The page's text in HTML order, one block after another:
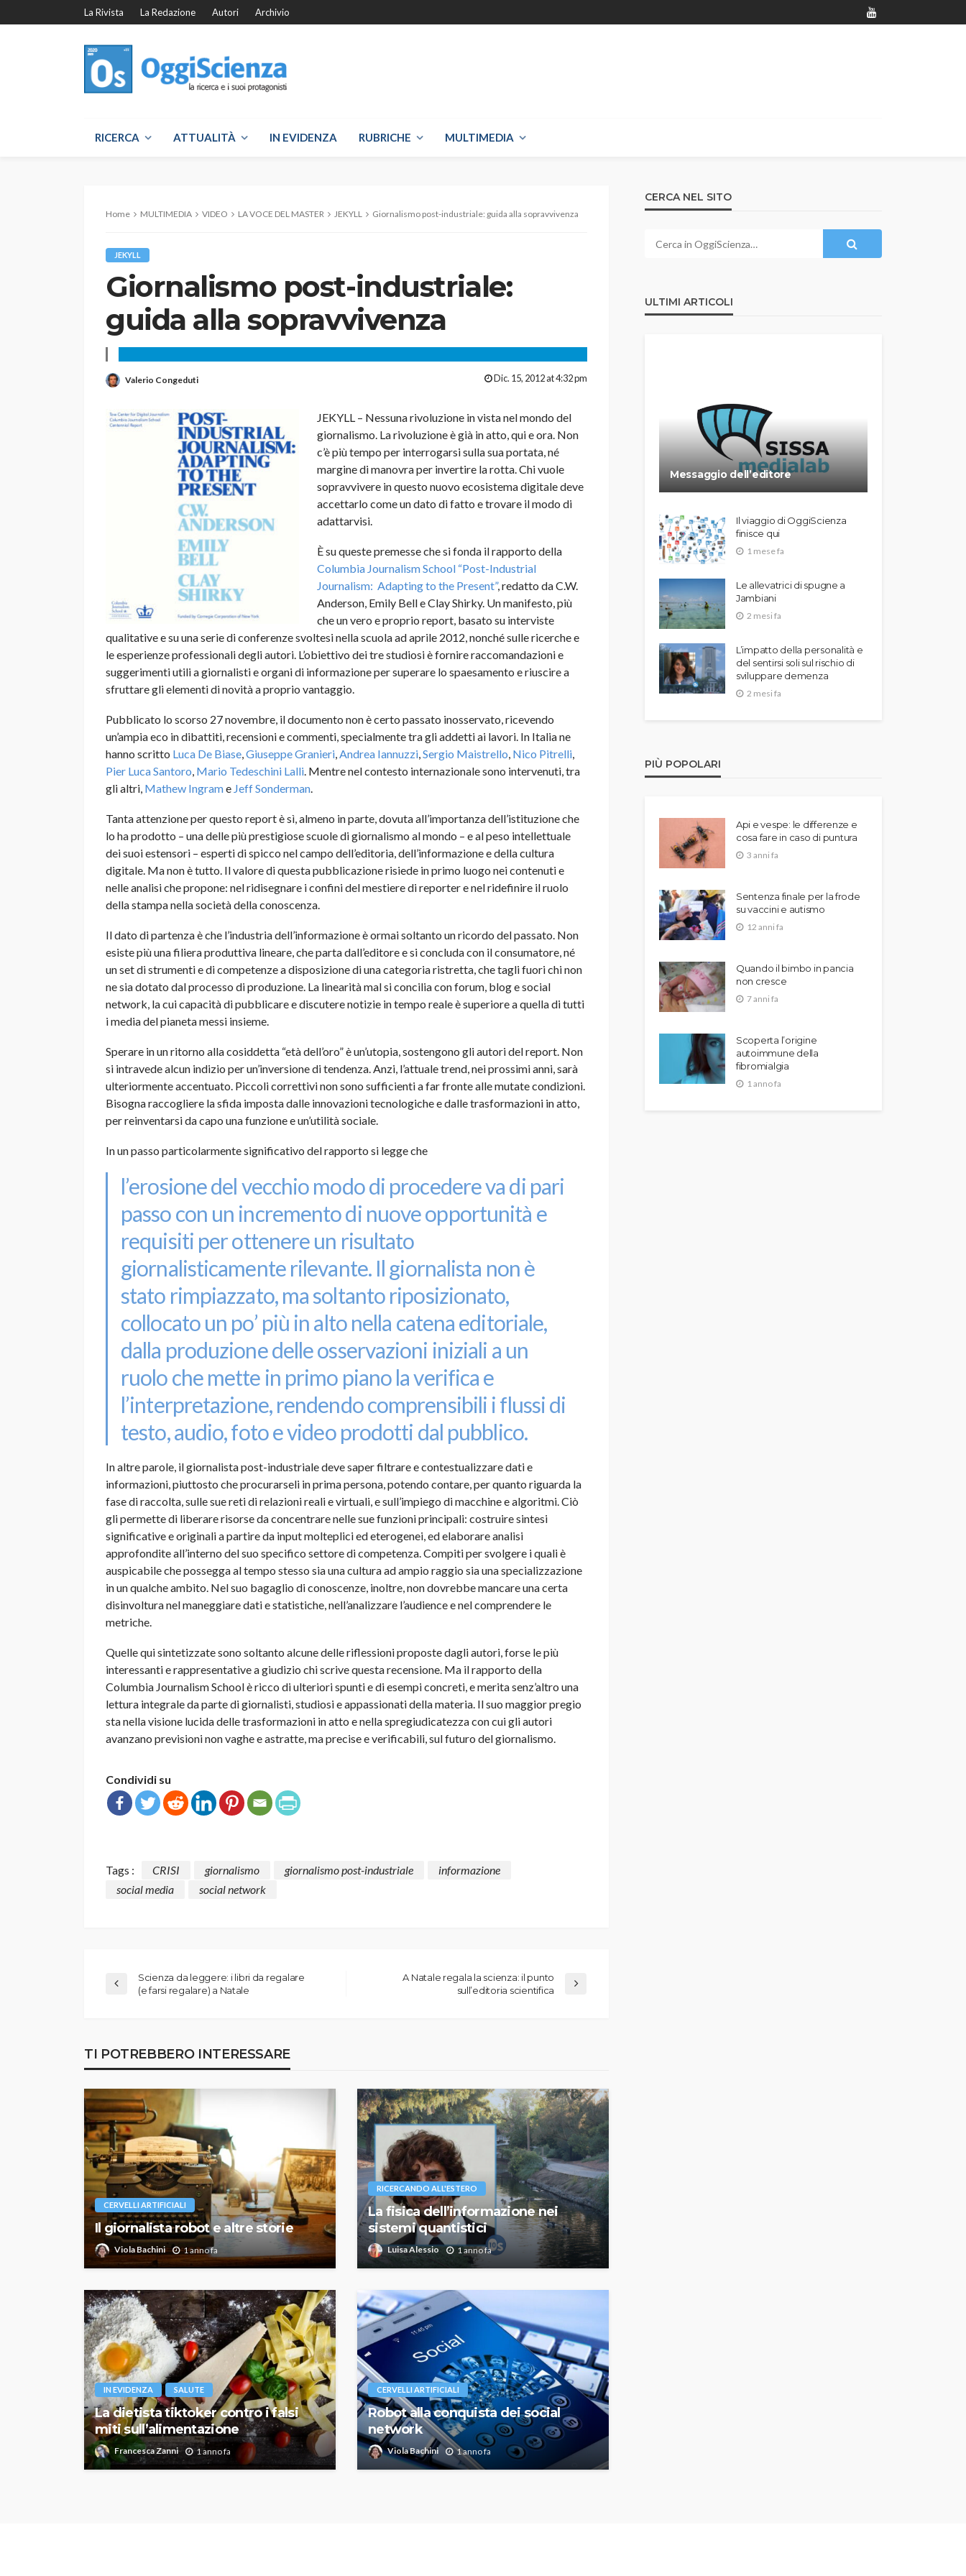
La Rivista La Redazione Autori Archivio
RICERCA ATTUALITÀ IN EVIDENZA RUBRICHE MULTIMEDIA
Home MULTIMEDIA VIDEO LA VOCE DEL MASTER JEKYLL Giornalismo post-industriale: guida alla sopravvivenza
JEKYLL
Giornalismo post-industriale:
guida alla sopravvivenza
Valerio Congeduti Dic. 15, 2012 at 4:32 pm
JEKYLL – Nessuna rivoluzione in vista nel mondo del
giornalismo. La rivoluzione è già in atto, qui e ora. Non
c’è più tempo per interrogarsi sulla sua portata, né
margine di manovra per invertire la rotta. Chi vuole
sopravvivere in questo nuovo ecosistema digitale deve
accettarlo come un dato di fatto e trovare il modo di
adattarvisi.
È su queste premesse che si fonda il rapporto della
Columbia Journalism School “Post-Industrial
Journalism: Adapting to the Present”, redatto da C.W.
Anderson, Emily Bell e Clay Shirky. Un manifesto, più
che un vero e proprio report, basato su interviste
qualitative e su una serie di conferenze svoltesi nella scuola ad aprile 2012, nonché sulle ricerche e
le esperienze professionali degli autori. L’obiettivo dei tre studiosi è fornire raccomandazioni e
suggerimenti utili a giornalisti e organi di informazione per superare lo spaesamento e riuscire a
sfruttare gli elementi di novità a proprio vantaggio.
Pubblicato lo scorso 27 novembre, il documento non è certo passato inosservato, ricevendo
un’ampia eco in dibattiti, recensioni e commenti, specialmente tra gli addetti ai lavori. In Italia ne
hanno scritto Luca De Biase,Giuseppe Granieri,Andrea Iannuzzi,Sergio Maistrello, Nico Pitrelli,
Pier Luca Santoro, Mario Tedeschini Lalli. Mentre nel contesto internazionale sono intervenuti, tra
gli altri, Mathew Ingrame Jeff Sonderman.
Tanta attenzione per questo report è sì, almeno in parte, dovuta all’importanza dell’istituzione che
lo ha prodotto – una delle più prestigiose scuole di giornalismo al mondo – e al peso intellettuale
dei suoi estensori – esperti di spicco nel campo dell’editoria, dell’informazione e della cultura
digitale. Ma non è tutto. Il valore di questa pubblicazione risiede in primo luogo nei contenuti e
nelle analisi che propone: nel ridisegnare i confini del mestiere di reporter e nel ridefinire il ruolo
della stampa nella società della conoscenza.
Il dato di partenza è che l’industria dell’informazione è ormai soltanto un ricordo del passato. Non
esiste più una filiera produttiva lineare, che parta dall’editore e si concluda con il consumatore, né
un set di strumenti e di competenze a disposizione di una categoria ristretta, che tagli fuori chi non
ne sia dotato dal processo di produzione. La linearità mal si concilia con forum, blog e social
network, la cui capacità di pubblicare e discutere notizie in tempo reale è superiore a quella di tutti
i media del pianeta messi insieme.
Sperare in un ritorno alla cosiddetta “età dell’oro” è un’utopia, sostengono gli autori del report. Non
si intravede alcun indizio per un’inversione di tendenza. Anzi, l’attuale trend, nei prossimi anni, sarà
ulteriormente accentuato. Piccoli correttivi non sono sufficienti a far fronte alle mutate condizioni.
Bisogna raccogliere la sfida imposta dalle innovazioni tecnologiche e dalle trasformazioni in atto,
per reinventarsi da capo una funzione e un’utilità sociale.
In un passo particolarmente significativo del rapporto si legge che
l’erosione del vecchio modo di procedere va di pari
passo con un incremento di nuove opportunità e
requisiti per ottenere un risultato
giornalisticamente rilevante. Il giornalista non è
stato rimpiazzato, ma soltanto riposizionato,
collocato un po’ più in alto nella catena editoriale,
dalla produzione delle osservazioni iniziali a un
ruolo che mette in primo piano la verifica e
l’interpretazione, rendendo comprensibili i flussi di
testo, audio, foto e video prodotti dal pubblico.
In altre parole, il giornalista post-industriale deve saper filtrare e contestualizzare dati e
informazioni, piuttosto che procurarseli in prima persona, potendo contare, per quanto riguarda la
fase di raccolta, sulle sue reti di relazioni reali e virtuali, e sull’impiego di macchine e algoritmi. Ciò
gli permette di liberare risorse da concentrare nelle sue funzioni principali: costruire sintesi
significative e originali a partire da input molteplici ed eterogenei, ed elaborare analisi
approfondite all’interno del suo specifico settore di competenza. Compiti per svolgere i quali è
auspicabile che possegga al tempo stesso sia una cultura ad ampio raggio sia una specializzazione
in un qualche ambito. Nel suo bagaglio di conoscenze, inoltre, non dovrebbe mancare una certa
disinvoltura nel maneggiare dati e statistiche, nell’analizzare l’audience e nel comprendere le
metriche.
Quelle qui sintetizzate sono soltanto alcune delle riflessioni proposte dagli autori, forse le più
interessanti e rappresentative a giudizio chi scrive questa recensione. Ma il rapporto della
Columbia Journalism School è ricco di ulteriori spunti e di esempi concreti, e merita senz’altro una
lettura integrale da parte di giornalisti, studiosi e appassionati della materia. Il suo maggior pregio
sta nella visione lucida delle trasformazioni in atto e nella spregiudicatezza con cui gli autori
avanzano previsioni non vaghe e astratte, ma precise e verificabili, sul futuro del giornalismo.
Condividi su
Tags : CRISI giornalismo giornalismo post-industriale
informazione
social media
social network
Scienza da leggere: i libri da regalare
(e farsi regalare) a Natale
A Natale regala la scienza: il punto
sull’editoria scientifica
TI POTREBBERO INTERESSARE
CERVELLI ARTIFICIALI
Il giornalista robot e altre storie
Viola Bachini 1 anno fa
RICERCANDO ALL'ESTERO
La fisica dell’informazione nei
sistemi quantistici
Luisa Alessio 1 anno fa
IN EVIDENZA SALUTE
La dietista tiktoker contro i falsi
miti sull’alimentazione
Francesca Zanni 1 anno fa
CERVELLI ARTIFICIALI
Robot alla conquista dei social
network
Viola Bachini 1 anno fa
CERCA NEL SITO
ULTIMI ARTICOLI
Messaggio dell’editore
Il viaggio di OggiScienza
finisce qui
1 mese fa
Le allevatrici di spugne a
Jambiani
2 mesi fa
L’impatto della personalità e
del sentirsi soli sul rischio di
sviluppare demenza
2 mesi fa
PIÙ POPOLARI
Api e vespe: le differenze e
cosa fare in caso di puntura
3 anni fa
Sentenza finale per la frode
su vaccini e autismo
12 anni fa
Quando il bimbo in pancia
non cresce
7 anni fa
Scoperta l’origine
autoimmune della
fibromialgia
1 anno fa